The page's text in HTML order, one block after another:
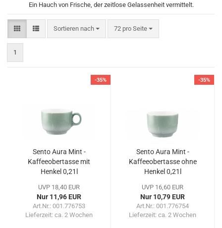
Ein Hauch von Frische, der zeitlose Gelassenheit vermittelt.
Sortieren nach
Sortieren nach 72 pro Seite
pro Seite
1
-35%
Sento Aura Mint -
Kaffeeobertasse mit
Henkel 0,21l
UVP 18,40 EUR
Nur 11,96 EUR
Art.Nr.: 001.776753
Lieferzeit: ca. 2 Wochen
-35%
Sento Aura Mint -
Kaffeeobertasse ohne
Henkel 0,21l
UVP 16,60 EUR
Nur 10,79 EUR
Art.Nr.: 001.776754
Lieferzeit: ca. 2 Wochen